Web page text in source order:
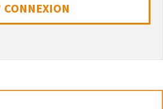
CONNEXION